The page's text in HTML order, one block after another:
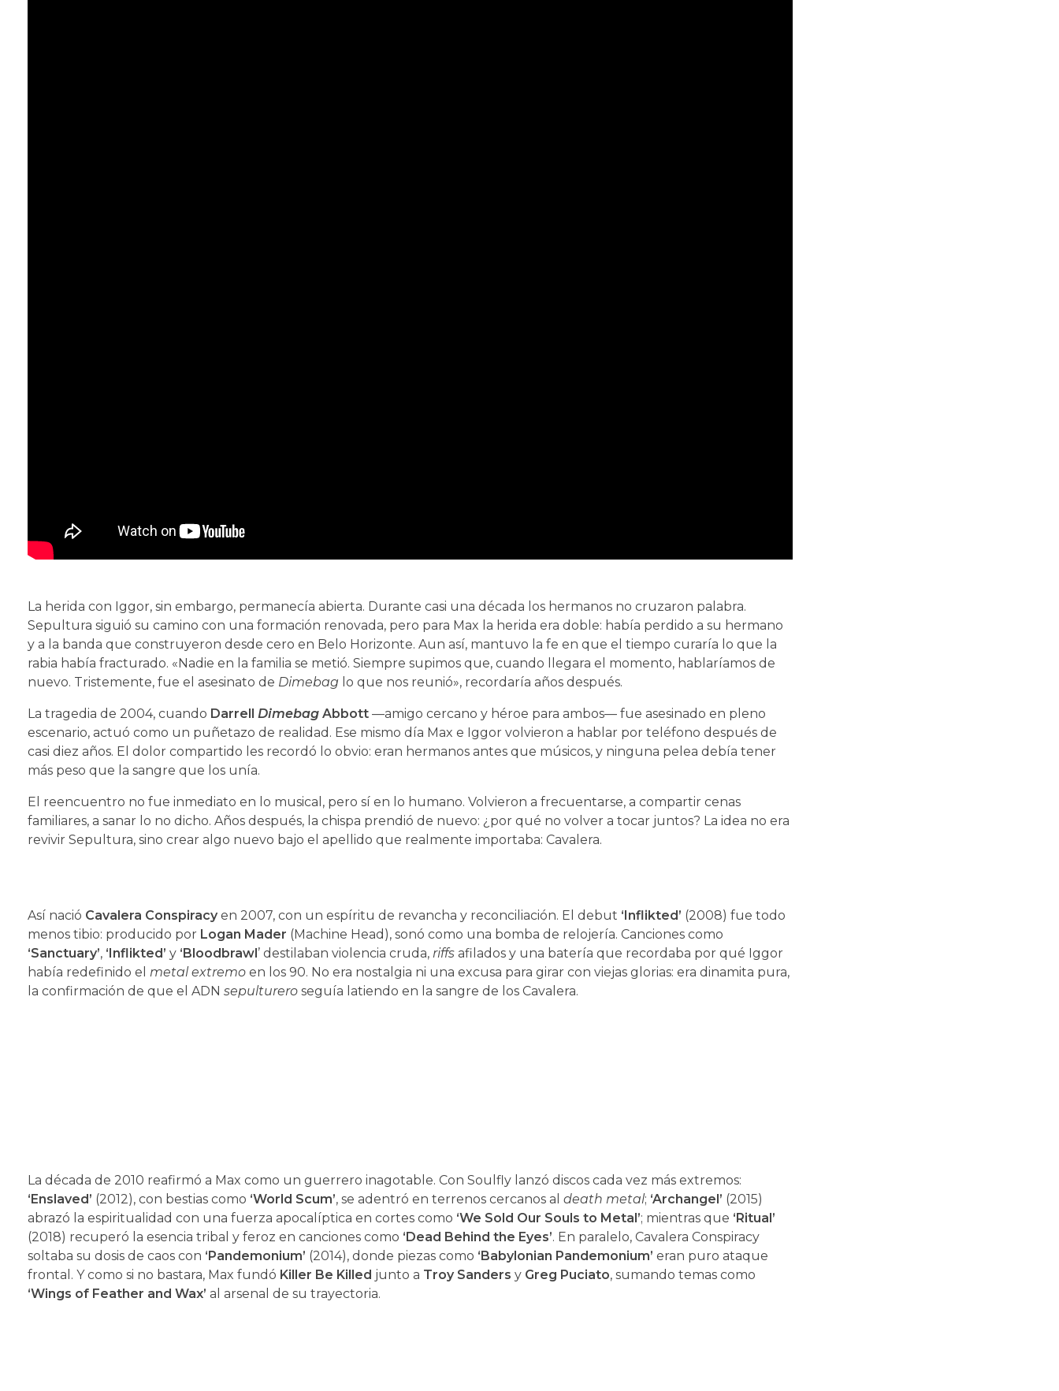
La herida con Iggor, sin embargo, permanecía abierta. Durante casi una década los hermanos no cruzaron palabra.
Sepultura siguió su camino con una formación renovada, pero para Max la herida era doble: había perdido a su hermano
y a la banda que construyeron desde cero en Belo Horizonte. Aun así, mantuvo la fe en que el tiempo curaría lo que la
rabia había fracturado. «Nadie en la familia se metió. Siempre supimos que, cuando llegara el momento, hablaríamos de
nuevo. Tristemente, fue el asesinato de Dimebag lo que nos reunió», recordaría años después.
La tragedia de 2004, cuando Darrell Dimebag Abbott —amigo cercano y héroe para ambos— fue asesinado en pleno
escenario, actuó como un puñetazo de realidad. Ese mismo día Max e Iggor volvieron a hablar por teléfono después de
casi diez años. El dolor compartido les recordó lo obvio: eran hermanos antes que músicos, y ninguna pelea debía tener
más peso que la sangre que los unía.
El reencuentro no fue inmediato en lo musical, pero sí en lo humano. Volvieron a frecuentarse, a compartir cenas
familiares, a sanar lo no dicho. Años después, la chispa prendió de nuevo: ¿por qué no volver a tocar juntos? La idea no era
revivir Sepultura, sino crear algo nuevo bajo el apellido que realmente importaba: Cavalera.
Así nació Cavalera Conspiracy en 2007, con un espíritu de revancha y reconciliación. El debut ‘Inflikted’ (2008) fue todo
menos tibio: producido por Logan Mader (Machine Head), sonó como una bomba de relojería. Canciones como
‘Sanctuary’, ‘Inflikted’ y ‘Bloodbrawl ’ destilaban violencia cruda, riffs afilados y una batería que recordaba por qué Iggor
había redefinido el metal extremo en los 90. No era nostalgia ni una excusa para girar con viejas glorias: era dinamita pura,
la confirmación de que el ADN sepulturero seguía latiendo en la sangre de los Cavalera.
La década de 2010 reafirmó a Max como un guerrero inagotable. Con Soulfly lanzó discos cada vez más extremos:
‘Enslaved’ (2012), con bestias como ‘World Scum’, se adentró en terrenos cercanos al death metal; ‘Archangel’ (2015)
abrazó la espiritualidad con una fuerza apocalíptica en cortes como ‘We Sold Our Souls to Metal’; mientras que ‘Ritual’
(2018) recuperó la esencia tribal y feroz en canciones como ‘Dead Behind the Eyes’. En paralelo, Cavalera Conspiracy
soltaba su dosis de caos con ‘Pandemonium’ (2014), donde piezas como ‘Babylonian Pandemonium’ eran puro ataque
frontal. Y como si no bastara, Max fundó Killer Be Killed junto a Troy Sanders y Greg Puciato, sumando temas como
‘Wings of Feather and Wax’ al arsenal de su trayectoria.